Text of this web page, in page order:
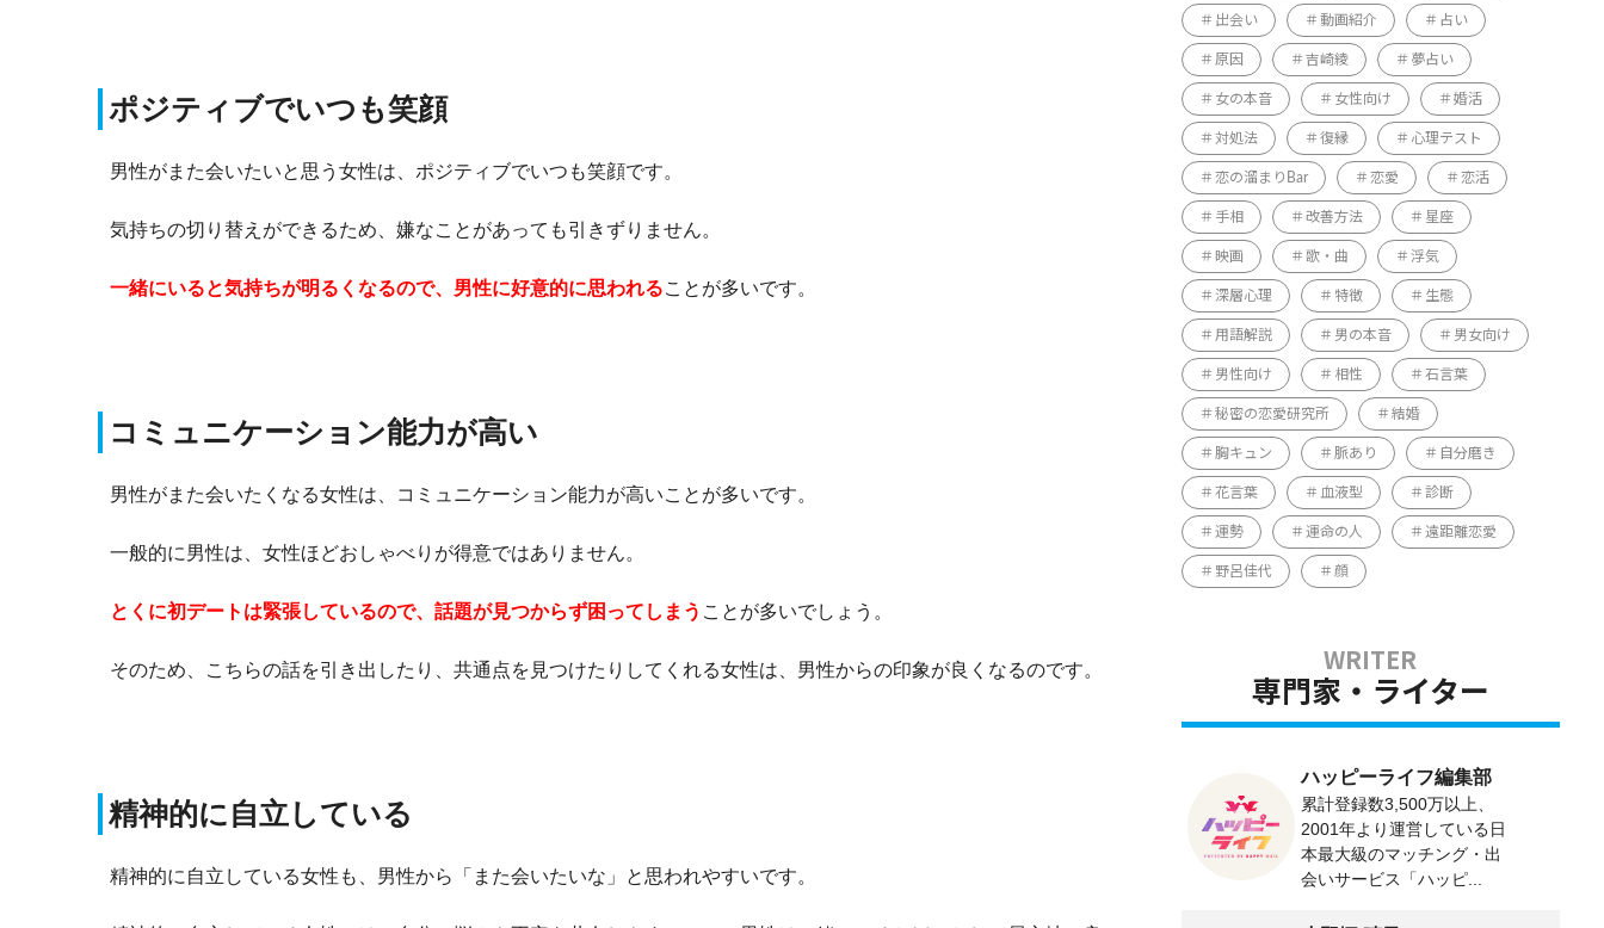
ポジティブでいつも笑顔
男性がまた会いたいと思う女性は、ポジティブでいつも笑顔です。
気持ちの切り替えができるため、嫌なことがあっても引きずりません。
一緒にいると気持ちが明るくなるので、男性に好意的に思われることが多いです。
コミュニケーション能力が高い
男性がまた会いたくなる女性は、コミュニケーション能力が高いことが多いです。
一般的に男性は、女性ほどおしゃべりが得意ではありません。
とくに初デートは緊張しているので、話題が見つからず困ってしまう ことが多いでしょう。
そのため、こちらの話を引き出したり、共通点を見つけたりしてくれる女性は、男性からの印象が良くなるのです。
精神的に自立している
精神的に自立している女性も、男性から「また会いたいな」と思われやすいです。
出会い 動画紹介 占い
原因 吉崎綾 夢占い
女の本音 女性向け 婚活
対処法 復縁 心理テスト
恋の溜まりBar 恋愛 恋活
手相 改善方法 星座
映画 歌・曲 浮気
深層心理 特徴 生態
用語解説 男の本音 男女向け
男性向け 相性 石言葉
秘密の恋愛研究所 結婚
胸キュン 脈あり 自分磨き
花言葉 血液型 診断
運勢 運命の人 遠距離恋愛
野呂佳代 顔
専門家・ライター
ハッピーライフ編集部
累計登録数3,500万以上、
2001年より運営している日
本最大級のマッチング・出
会いサービス「ハッピ...